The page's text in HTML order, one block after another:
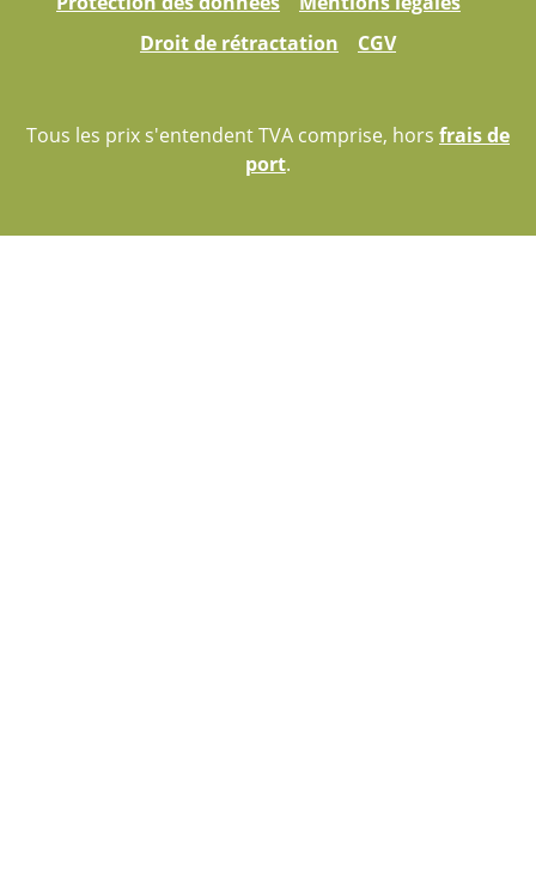
Droit de rétractation
CGV
Tous les prix s'entendent TVA comprise, hors frais de
port.